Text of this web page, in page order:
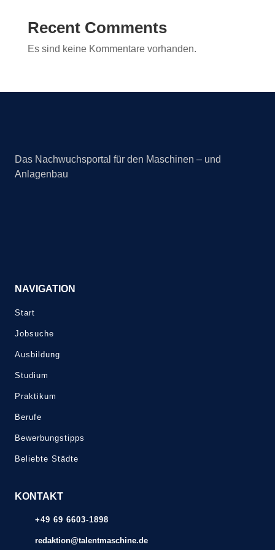
Recent Comments
Es sind keine Kommentare vorhanden.
Das Nachwuchsportal für den Maschinen – und
Anlagenbau
NAVIGATION
Start
Jobsuche
Ausbildung
Studium
Praktikum
Berufe
Bewerbungstipps
Beliebte Städte
KONTAKT
+49 69 6603-1898
redaktion@talentmaschine.de